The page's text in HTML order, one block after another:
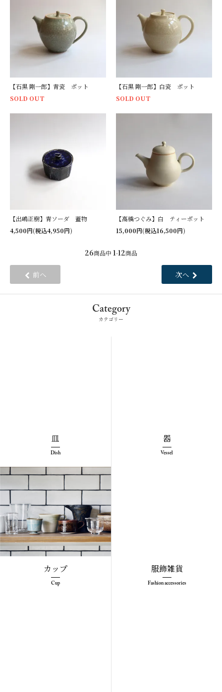
【石黒 剛一郎】青瓷 ポット
SOLD OUT
【石黒 剛一郎】白瓷 ポット
SOLD OUT
【出嶋正樹】青ソーダ 蓋物
4,500円(税込4,950円)
【高橋つぐみ】白 ティーポット
15,000円(税込16,500円)
26商品中 1-12商品
前へ 次へ
Category
カテゴリー
皿
Dish
器
Vessel
カップ
Cup
服飾雑貨
Fashion accessories